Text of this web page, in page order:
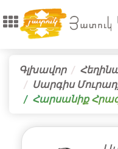
Գլխավոր
Սարգիս
Հարսանիք